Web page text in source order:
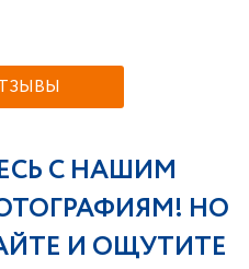
С НАШИМ
НО
И ОЩУТИТЕ